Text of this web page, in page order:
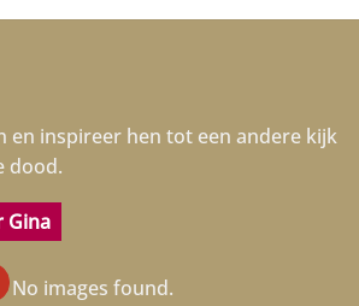
en inspireer hen tot een andere kijk
dood.
Gina
No images found.